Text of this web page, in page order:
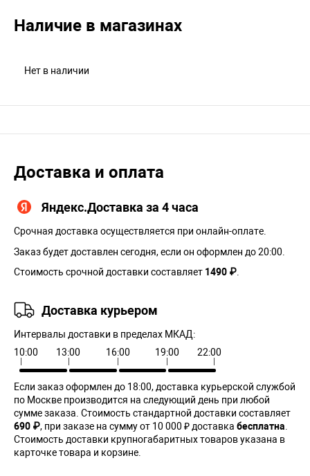
Наличие в магазинах
Нет в наличии
Доставка и оплата
Яндекс.Доставка за 4 часа
Срочная доставка осуществляется при онлайн-оплате.
Заказ будет доставлен сегодня, если он оформлен до 20:00.
Стоимость срочной доставки составляет 1490 ₽
Доставка курьером
Интервалы доставки в пределах МКАД:
10:00
13:00 16:00 19:00 22:00
Если заказ оформлен до 18:00, доставка курьерской службой
по Москве производится на следующий день при любой
сумме заказа. Cтоимость стандартной доставки составляет
690 ₽, при заказе на сумму от 10 000 ₽ доставка бесплатна
Стоимость доставки крупногабаритных товаров указана в
карточке товара и корзине.